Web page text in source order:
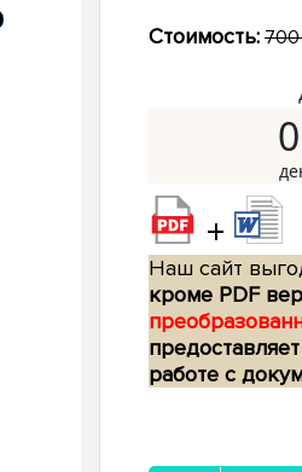
Стоимость:
+
Наш сайт
кроме PDF
работе с